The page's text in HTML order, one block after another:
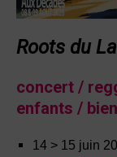
Roots du
concert /
enfants /
14 > 15 juin